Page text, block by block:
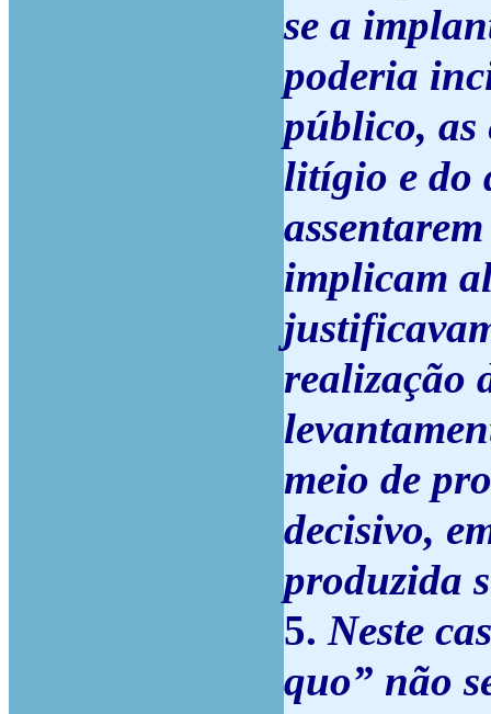
se a
poderia
público, as
litígio e do
implicam
realização
meio de
decisivo,
produzida
5.Neste
quo” não